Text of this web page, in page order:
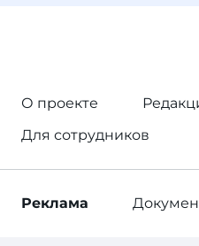
О проекте
Для сотрудников
Реклама